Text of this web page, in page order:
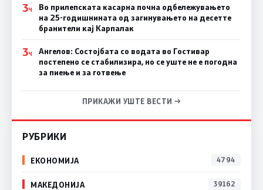
3Ч
Во прилепската касарна почна одбележувањето
на 25-годишнината од загинувањето на десетте
бранители кај Карпалак
3Ч
Ангелов: Состојбата со водата во Гостивар
постепено се стабилизира, но се уште не е погодна
за пиење и за готвење
ПРИКАЖИ УШТЕ ВЕСТИ →
РУБРИКИ
ЕКОНОМИЈА 4794
МАКЕДОНИЈА 39162